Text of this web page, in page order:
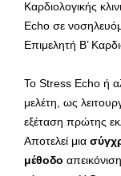
Καρδιολογικής
Echo σε
Επιμελητή Β’
Το Stress Echo ή
μελέτη, ως
εξέταση πρώτης
Aποτελεί μια
μέθοδο